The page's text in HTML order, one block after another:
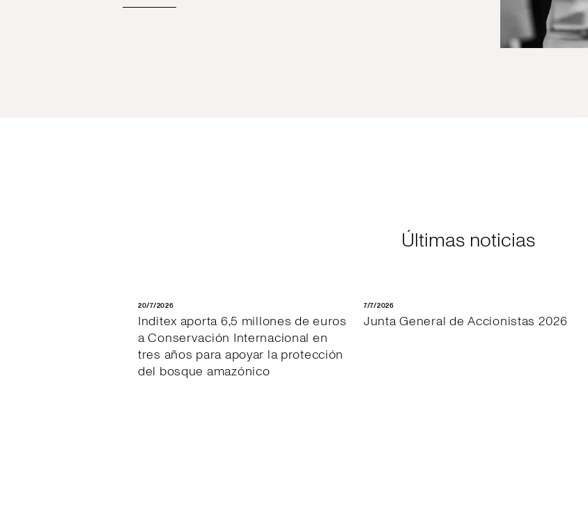
Últimas noticias
20/7/2026
Inditex aporta 6,5 millones de euros
a Conservación Internacional en
tres años para apoyar la protección
del bosque amazónico
7/7/2026
Junta General de Accionistas 2026